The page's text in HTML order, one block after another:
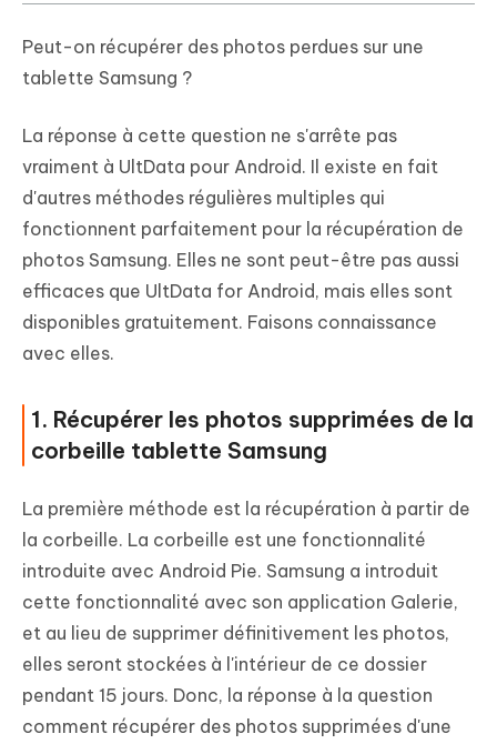
Peut-on récupérer des photos perdues sur une
tablette Samsung ?
La réponse à cette question ne s'arrête pas
vraiment à UltData pour Android. Il existe en fait
d'autres méthodes régulières multiples qui
fonctionnent parfaitement pour la récupération de
photos Samsung. Elles ne sont peut-être pas aussi
efficaces que UltData for Android, mais elles sont
disponibles gratuitement. Faisons connaissance
avec elles.
1. Récupérer les photos supprimées de la
corbeille tablette Samsung
La première méthode est la récupération à partir de
la corbeille. La corbeille est une fonctionnalité
introduite avec Android Pie. Samsung a introduit
cette fonctionnalité avec son application Galerie,
et au lieu de supprimer définitivement les photos,
elles seront stockées à l'intérieur de ce dossier
pendant 15 jours. Donc, la réponse à la question
comment récupérer des photos supprimées d'une